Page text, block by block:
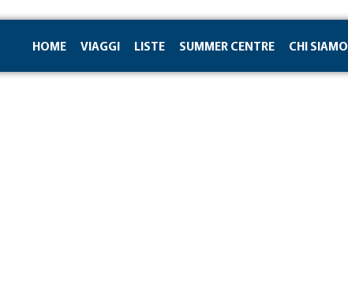
HOME VIAGGI LISTE SUMMER CENTRE CHI SIAMO